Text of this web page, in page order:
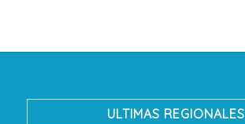
ULTIMAS REGIONALES